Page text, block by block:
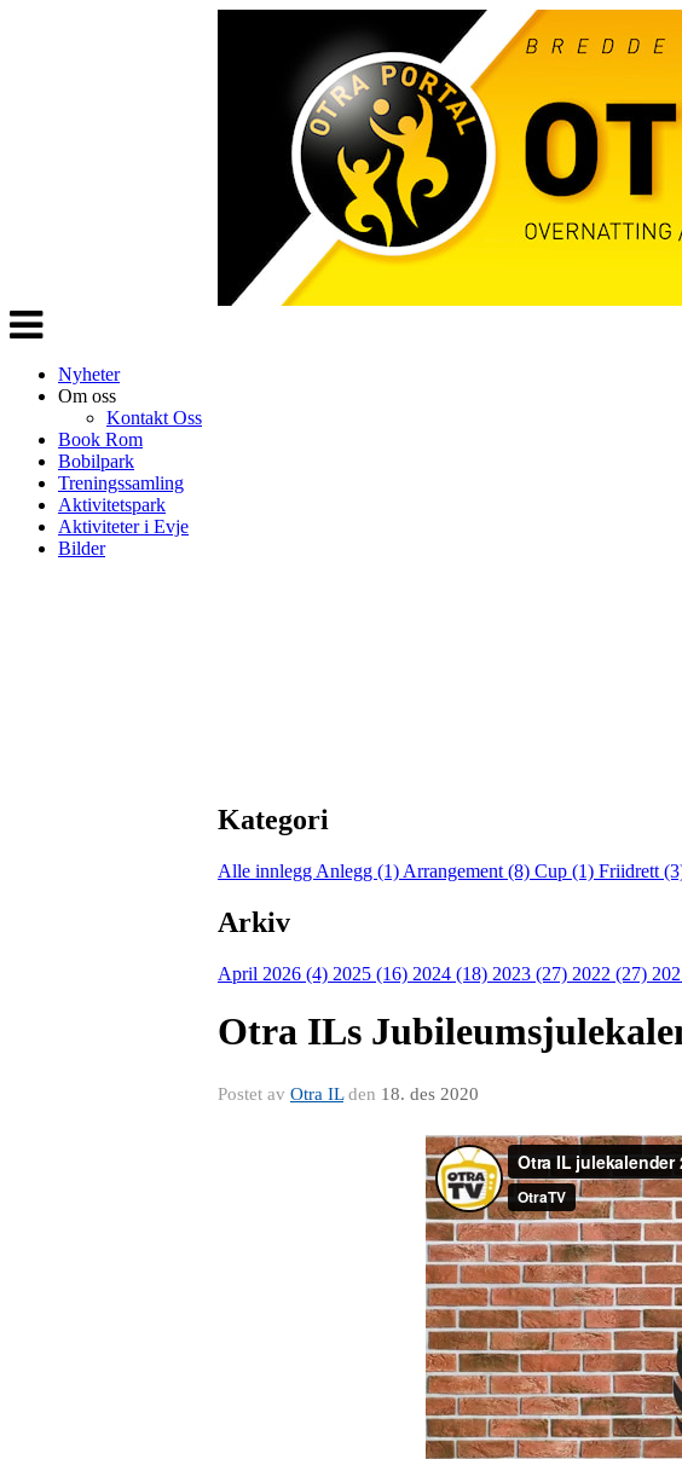
Veksle
navigasjon
Nyheter
Om oss
Kontakt Oss
Book Rom
Bobilpark
Treningssamling
Aktivitetspark
Aktiviteter i Evje
Bilder
Kategori
Alle innlegg Anlegg (1) Arrangement (8) Cup (1) Friidrett
Arkiv
April 2026 (4) 2025 (16) 2024 (18) 2023 (27) 2022 (27)
Otra ILs
Postet av Otra ILden 18. des 2020